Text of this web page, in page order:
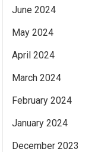
June 2024
May 2024
April 2024
March 2024
February 2024
January 2024
December 2023